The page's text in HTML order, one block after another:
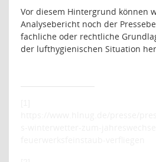
Vor diesem Hintergrund können
Analysebericht noch der
fachliche oder rechtliche
der lufthygienischen Situation